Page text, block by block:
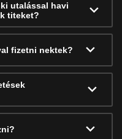
utalással havi
titeket?
fizetni nektek?